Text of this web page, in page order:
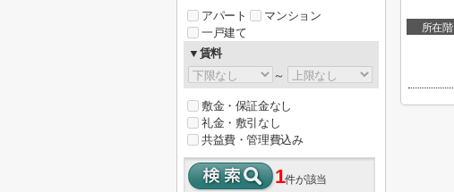
所在階
アパート
マンション
一戸建て
▼賃料
～
敷金・保証金なし
礼金・敷引なし
共益費・管理費込み
1件が該当